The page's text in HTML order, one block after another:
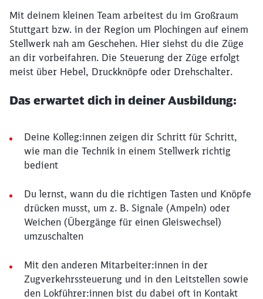
Mit deinem kleinen Team arbeitest du im Großraum
Stuttgart bzw. in der Region um Plochingen auf einem
Stellwerk nah am Geschehen. Hier siehst du die Züge
an dir vorbeifahren. Die Steuerung der Züge erfolgt
meist über Hebel, Druckknöpfe oder Drehschalter.
Das erwartet dich in deiner Ausbildung:
Deine Kolleg:innen zeigen dir Schritt für Schritt,
wie man die Technik in einem Stellwerk richtig
bedient
Du lernst, wann du die richtigen Tasten und Knöpfe
drücken musst, um z. B. Signale (Ampeln) oder
Weichen (Übergänge für einen Gleiswechsel)
umzuschalten
Mit den anderen Mitarbeiter:innen in der
Zugverkehrssteuerung und in den Leitstellen sowie
den Lokführer:innen bist du dabei oft in Kontakt